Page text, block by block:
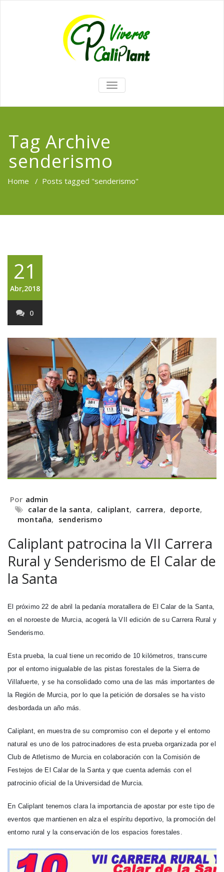
TOGGLE
NAVIGATION
Tag Archive
senderismo
Home / Posts tagged "senderismo"
21
Abr,2018
0
Por admin
calar de la santa, caliplant, carrera, deporte,
montaña, senderismo
Caliplant patrocina la VII Carrera
Rural y Senderismo de El Calar de
la Santa
El próximo 22 de abril la pedanía moratallera de El Calar de la Santa,
en el noroeste de Murcia, acogerá la VII edición de su Carrera Rural y
Senderismo.
Esta prueba, la cual tiene un recorrido de 10 kilómetros, transcurre
por el entorno inigualable de las pistas forestales de la Sierra de
Villafuerte, y se ha consolidado como una de las más importantes de
la Región de Murcia, por lo que la petición de dorsales se ha visto
desbordada un año más.
Caliplant, en muestra de su compromiso con el deporte y el entorno
natural es uno de los patrocinadores de esta prueba organizada por el
Club de Atletismo de Murcia en colaboración con la Comisión de
Festejos de El Calar de la Santa y que cuenta además con el
patrocinio oficial de la Universidad de Murcia.
En Caliplant tenemos clara la importancia de apostar por este tipo de
eventos que mantienen en alza el espíritu deportivo, la promoción del
entorno rural y la conservación de los espacios forestales.